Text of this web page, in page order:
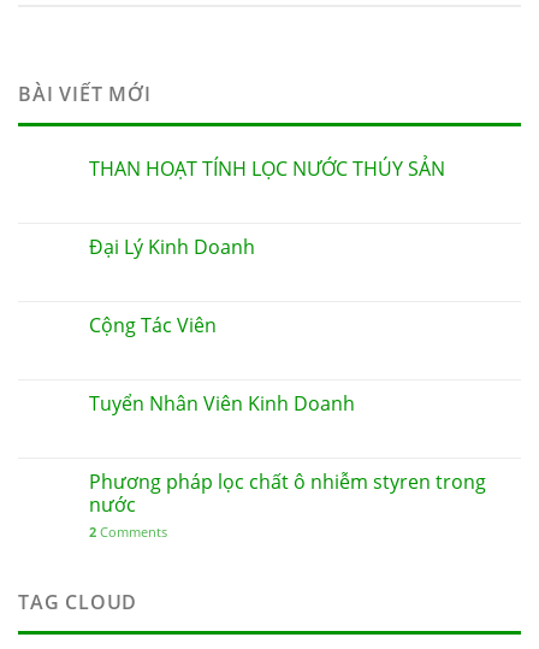
BÀI VIẾT MỚI
THAN HOẠT TÍNH LỌC NƯỚC THÚY SẢN
Đại Lý Kinh Doanh
Cộng Tác Viên
Tuyển Nhân Viên Kinh Doanh
Phương pháp lọc chất ô nhiễm styren trong
nước
2 Comments
TAG CLOUD